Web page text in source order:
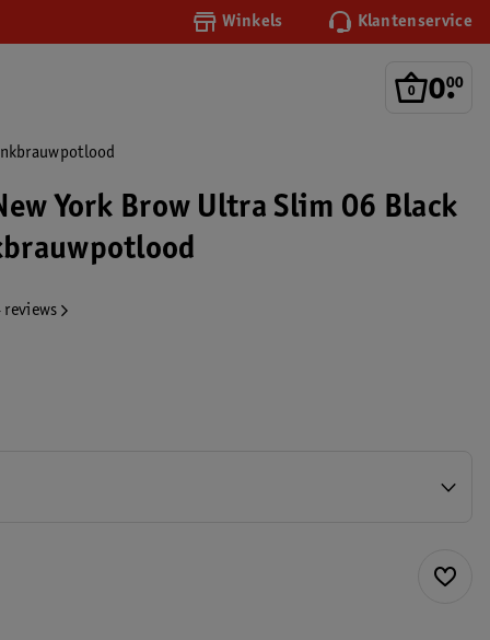
Winkels Klantenservice
0.
00
York Brow Ultra Slim 06 Black
reviews